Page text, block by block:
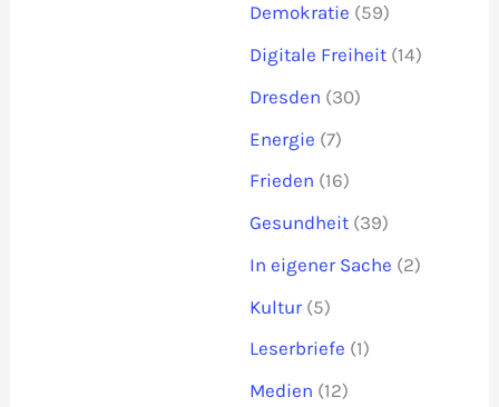
Demokratie (59)
Digitale Freiheit (14)
Dresden (30)
Energie (7)
Frieden (16)
Gesundheit (39)
In eigener Sache (2)
Kultur (5)
Leserbriefe (1)
Medien (12)